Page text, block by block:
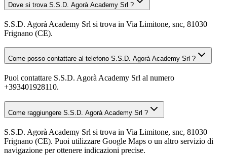
Dove si trova S.S.D. Agorà Academy Srl ?
S.S.D. Agorà Academy Srl si trova in Via Limitone, snc, 81030
Frignano (CE).
Come posso contattare al telefono S.S.D. Agorà Academy Srl ?
Puoi contattare S.S.D. Agorà Academy Srl al numero
+393401928110.
Come raggiungere S.S.D. Agorà Academy Srl ?
S.S.D. Agorà Academy Srl si trova in Via Limitone, snc, 81030
Frignano (CE). Puoi utilizzare Google Maps o un altro servizio di
navigazione per ottenere indicazioni precise.